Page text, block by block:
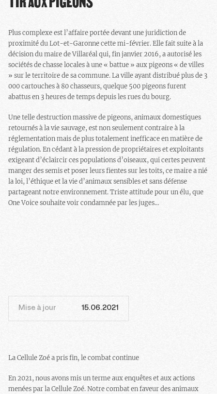
Plus complexe est l’affaire portée devant une juridiction de
proximité du Lot-et-Garonne cette mi-février. Elle fait suite à la
décision du maire de Villaréal qui, fin janvier 2016, a autorisé les
sociétés de chasse locales à une « battue » aux pigeons « de villes
» sur le territoire de sa commune. La ville ayant distribué plus de 3
000 cartouches à 80 chasseurs, quelque 500 pigeons furent
abattus en 3 heures de temps depuis les rues du bourg.
Une telle destruction massive de pigeons, animaux domestiques
retournés à la vie sauvage, est non seulement contraire à la
réglementation mais de plus totalement inefficace en matière de
régulation. En cédant à la pression de propriétaires et exploitants
exigeant d’éclaircir ces populations d’oiseaux, qui certes peuvent
manger des semis et poser leurs fientes sur les toits, ce maire a nié
la loi, l’éthique et la vie d’animaux sensibles et sans défense
partageant notre environnement. Triste attitude pour un élu, que
One Voice souhaite voir condamnée par les juges…
Mise à jour 15.06.2021
La Cellule Zoé a pris fin, le combat continue
En 2021, nous avons mis un terme aux enquêtes et aux actions
menées par la Cellule Zoé. Notre combat en faveur des animaux